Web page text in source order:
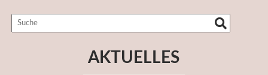
AKTUELLES